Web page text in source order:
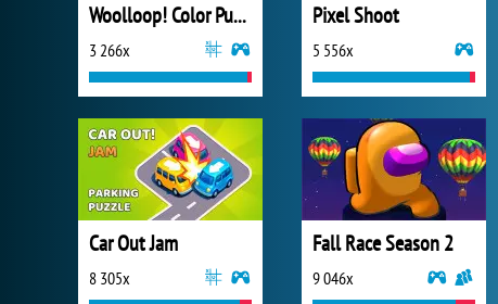
Woolloop! Color Puzzle
3 266x
Pixel Shoot
5 556x
Car Out Jam
8 305x
Fall Race Season 2
9 046x